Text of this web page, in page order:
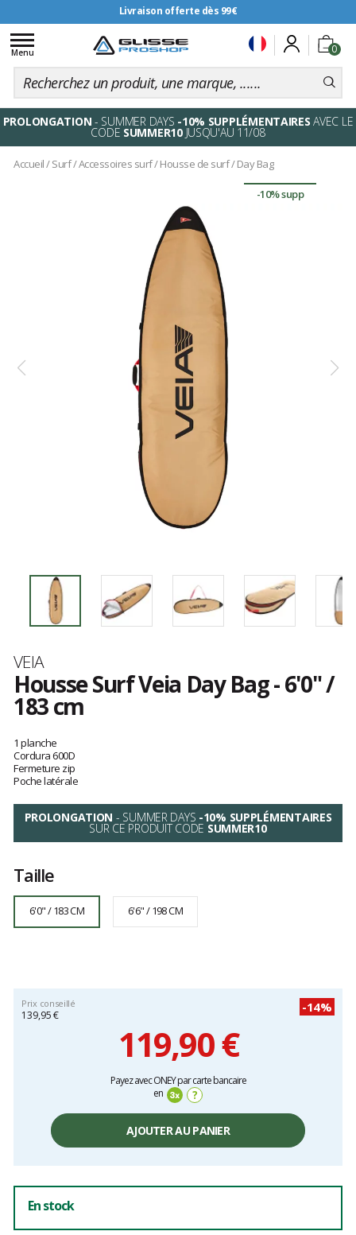
Livraison offerte dès 99€
0
Toggle
navigation
Menu
PROLONGATION - SUMMER DAYS -10% SUPPLÉMENTAIRES AVEC LE
CODE SUMMER10JUSQU'AU 11/08
Accueil/Surf/Accessoires surf/Housse de surf/Day Bag
-10% supp
Marque
VEIA
Housse Surf Veia Day Bag - 6'0" /
183 cm
6'0"
/
183
cm
avis
clients
1 planche
Cordura 600D
Fermeture zip
Poche latérale
PROLONGATION - SUMMER DAYS -10% SUPPLÉMENTAIRES
SUR CE PRODUIT CODE SUMMER10
Taille
6'0" / 183 CM 6'6" / 198 CM
Prix conseillé
139,95 €
-14%
119,90 €
Payez avec ONEY par carte bancaire
en
?
AJOUTER AU PANIER
En stock